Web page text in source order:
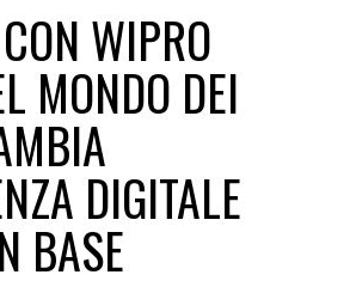
WIPRO
MONDO DEI
DIGITALE
BASE